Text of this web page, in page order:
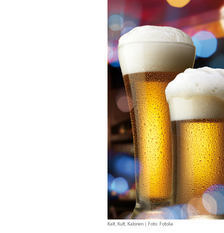
Kalt, Kult, Kalorien | Foto: Fotolia